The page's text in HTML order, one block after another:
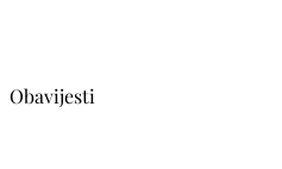
Obavijesti